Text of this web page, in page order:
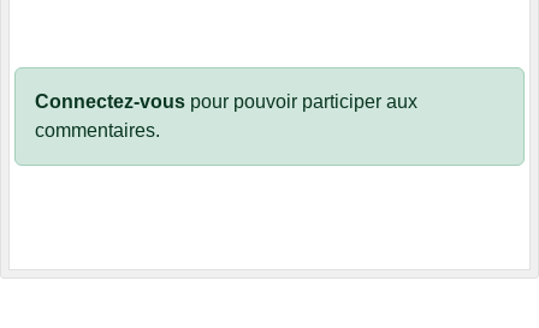
Connectez-vous pour pouvoir participer aux
commentaires.